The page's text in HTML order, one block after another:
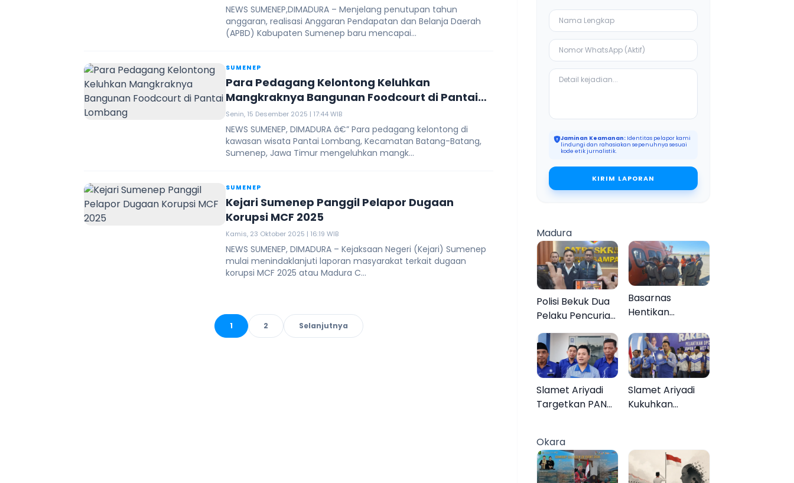
NEWS SUMENEP,DIMADURA – Menjelang penutupan tahun
anggaran, realisasi Anggaran Pendapatan dan Belanja Daerah
(APBD) Kabupaten Sumenep baru mencapai...
SUMENEP
Para Pedagang Kelontong Keluhkan
Mangkraknya Bangunan Foodcourt di Pantai
Lombang
Senin, 15 Desember 2025 | 17:44 WIB
NEWS SUMENEP, DIMADURA â€” Para pedagang kelontong di
kawasan wisata Pantai Lombang, Kecamatan Batang-Batang,
Sumenep, Jawa Timur mengeluhkan mangk...
SUMENEP
Kejari Sumenep Panggil Pelapor Dugaan
Korupsi MCF 2025
Kamis, 23 Oktober 2025 | 16:19 WIB
NEWS SUMENEP, DIMADURA – Kejaksaan Negeri (Kejari) Sumenep
mulai menindaklanjuti laporan masyarakat terkait dugaan
korupsi MCF 2025 atau Madura C...
1 2 Selanjutnya
Jaminan Keamanan: Identitas pelapor kami
lindungi dan rahasiakan sepenuhnya sesuai
kode etik jurnalistik.
KIRIM LAPORAN
Madura
Polisi Bekuk Dua
Pelaku Pencurian
Motor di
Bajrasokah
Sampang
Basarnas
Hentikan
KMP Mutiara
Sentosa II, Empat
Orang Masih
Hilang
Slamet Ariyadi
Targetkan PAN
Sumenep pada
2029
Slamet Ariyadi
Kukuhkan
Targetkan Gerak
Cepat Bantu
Rakyat
Okara